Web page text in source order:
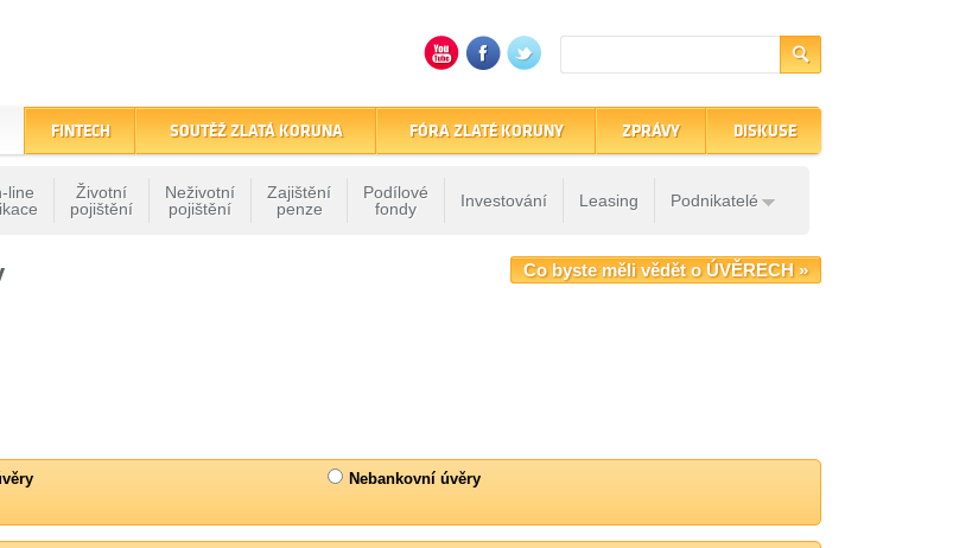
line
Životní
pojištění
Neživotní
pojištění
Zajištění
penze
Podílové
fondy
Investování Leasing Podnikatelé
FINTECH SOUTĚŽ ZLATÁ KORUNA FÓRA ZLATÉ KORUNY ZPRÁVY DISKUSE
Co byste měli vědět o ÚVĚRECH »
Nebankovní úvěry